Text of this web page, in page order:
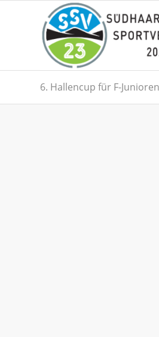
6. Hallencup für F-